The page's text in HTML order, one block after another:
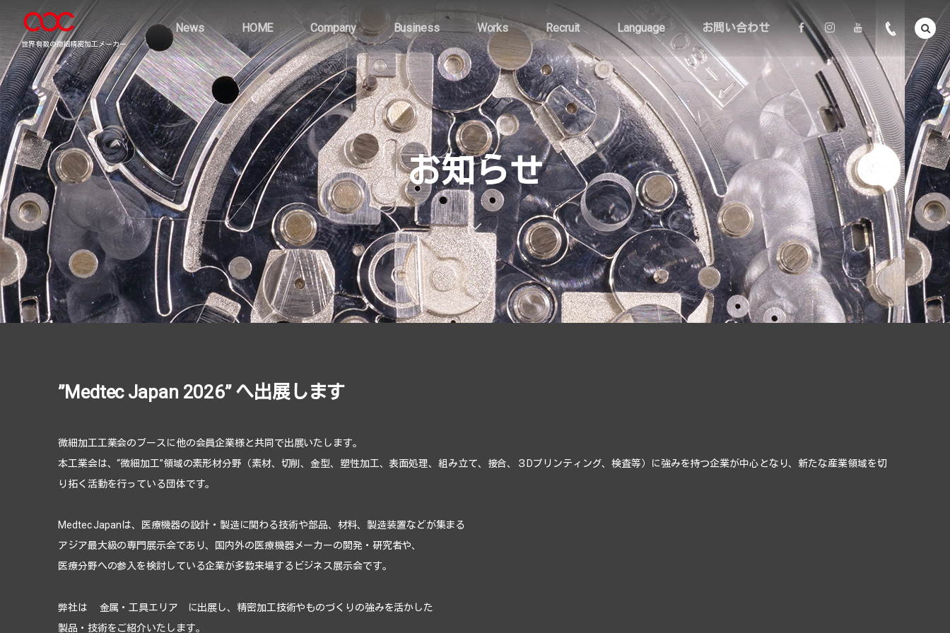
世界有数の微細精密加工メーカー
News HOME Company Business Works Recruit Language お問い合わせ
お知らせ
”Medtec Japan 2026” へ出展します
微細加工工業会のブースに他の会員企業様と共同で出展いたします。
本工業会は、“微細加工”領域の素形材分野（素材、切削、金型、塑性加工、表面処理、組み立て、接合、３Dプリンティング、検査等）に強みを持つ企業が中心となり、新たな産業領域を切
り拓く活動を行っている団体です。
Medtec Japanは、医療機器の設計・製造に関わる技術や部品、材料、製造装置などが集まる
アジア最大級の専門展示会であり、国内外の医療機器メーカーの開発・研究者や、
医療分野への参入を検討している企業が多数来場するビジネス展示会です。
弊社は 金属・工具エリア に出展し、精密加工技術やものづくりの強みを活かした
製品・技術をご紹介いたします。